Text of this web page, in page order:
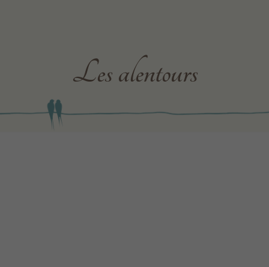
Les alentours